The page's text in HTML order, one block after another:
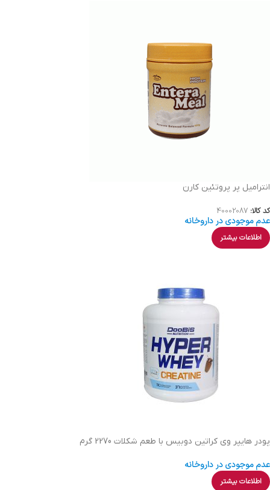
انترامیل پر پروتئین کارن
کد کالا: 40002087
عدم موجودی در داروخانه
اطلاعات بیشتر
پودر ‌هایپر وی کراتین دوبیس با طعم شکلات 2270 گرم
عدم موجودی در داروخانه
اطلاعات بیشتر